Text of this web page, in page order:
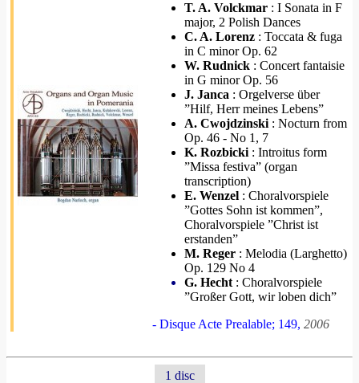
T. A. Volckmar : I Sonata in F
major, 2 Polish Dances
C. A. Lorenz : Toccata & fuga
in C minor Op. 62
W. Rudnick : Concert fantaisie
in G minor Op. 56
J. Janca : Orgelverse über
”Hilf, Herr meines Lebens”
A. Cwojdzinski : Nocturn from
Op. 46 - No 1, 7
K. Rozbicki : Introitus form
”Missa festiva” (organ
transcription)
E. Wenzel : Choralvorspiele
”Gottes Sohn ist kommen”,
Choralvorspiele ”Christ ist
erstanden”
M. Reger : Melodia (Larghetto)
Op. 129 No 4
G. Hecht : Choralvorspiele
”Großer Gott, wir loben dich”
- Disque Acte Prealable; 149, 2006
1 disc